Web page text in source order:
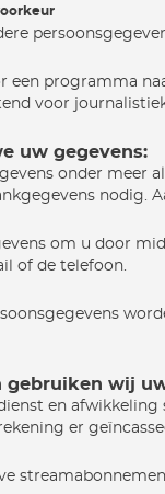
een programma
voor
uw gegevens:
onder meer
nodig.
om u door
of de telefoon.
gebruiken wij
en
er